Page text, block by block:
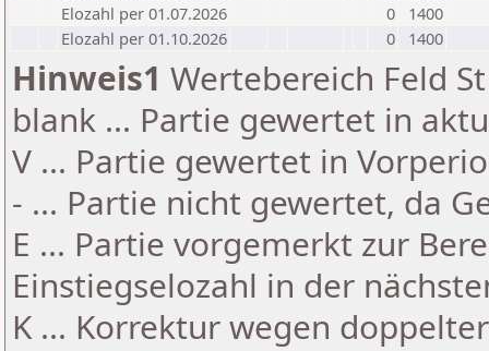
Elozahl per 01.07.2026
0
1400
Elozahl per 01.10.2026
0 1400
Hinweis1 Wertebereich Feld
blank ... Partie gewertet in
V ... Partie gewertet in
- ... Partie nicht gewertet, da
E ... Partie vorgemerkt zur
Einstiegselozahl in der
K ... Korrektur wegen